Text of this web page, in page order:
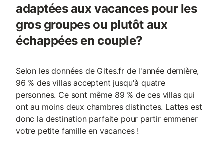
adaptées aux vacances pour les
gros groupes ou plutôt aux
échappées en couple?
Selon les données de Gites.fr de l'année dernière,
96 % des villas acceptent jusqu'à quatre
personnes. Ce sont même 89 % de ces villas qui
ont au moins deux chambres distinctes. Lattes est
donc la destination parfaite pour partir emmener
votre petite famille en vacances !